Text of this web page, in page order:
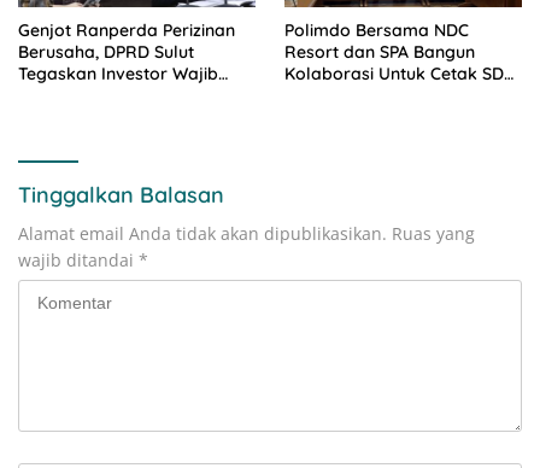
Genjot Ranperda Perizinan
Berusaha, DPRD Sulut
Tegaskan Investor Wajib
Polimdo Bersama NDC
Resort dan SPA Bangun
Kolaborasi Untuk Cetak SDM
Tinggalkan Balasan
Alamat email Anda tidak akan dipublikasikan. Ruas yang
wajib ditandai *